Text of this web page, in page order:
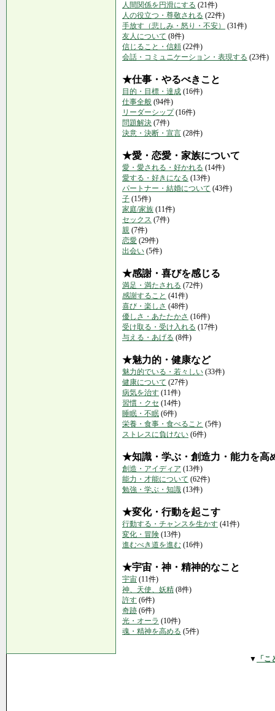
人間関係を円滑にする (21件)
人の役立つ・尊敬される (22件)
手放す（悲しみ・怒り・不安）
(31件)
友人について (8件)
信じること・信頼 (22件)
会話・コミュニケーション・表現する (23件)
★仕事・やるべきこと
目的・目標・達成 (16件)
仕事全般 (94件)
リーダーシップ(16件)
問題解決 (7件)
決意・決断・宣言 (28件)
★愛・恋愛・家族について
愛・愛される・好かれる (14件)
愛する・好きになる (13件)
パートナー・結婚について (43件)
子 (15件)
家庭/家族 (11件)
セックス (7件)
親 (7件)
恋愛 (29件)
出会い (5件)
★感謝・喜びを感じる
満足・満たされる (72件)
感謝すること (41件)
喜び・楽しさ (48件)
優しさ・あたたかさ (16件)
受け取る・受け入れる (17件)
与える・あげる (8件)
★魅力的・健康など
魅力的でいる・若々しい (33件)
健康について (27件)
病気を治す (11件)
習慣・クセ (14件)
睡眠・不眠 (6件)
栄養・食事・食べること (5件)
ストレスに負けない (6件)
★知識・学ぶ・創造力・能力を高
創造・アイディア (13件)
能力・才能について (62件)
勉強・学ぶ・知識 (13件)
★変化・行動を起こす
行動する・チャンスを生かす (41件)
変化・冒険 (13件)
進むべき道を進む (16件)
★宇宙・神・精神的なこと
宇宙 (11件)
神、天使、妖精 (8件)
許す (6件)
奇跡 (6件)
光・オーラ (10件)
魂・精神を高める (5件)
▼ 「